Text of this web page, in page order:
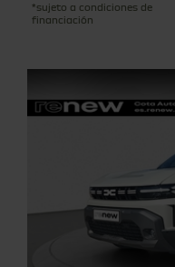
*sujeto a condiciones de
financiación